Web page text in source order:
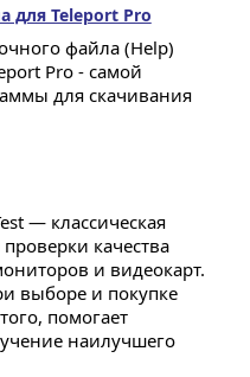
для Teleport Pro
файла (Help)
Pro - самой
для скачивания
— классическая
качества
и видеокарт.
выборе и покупке
помогает
наилучшего